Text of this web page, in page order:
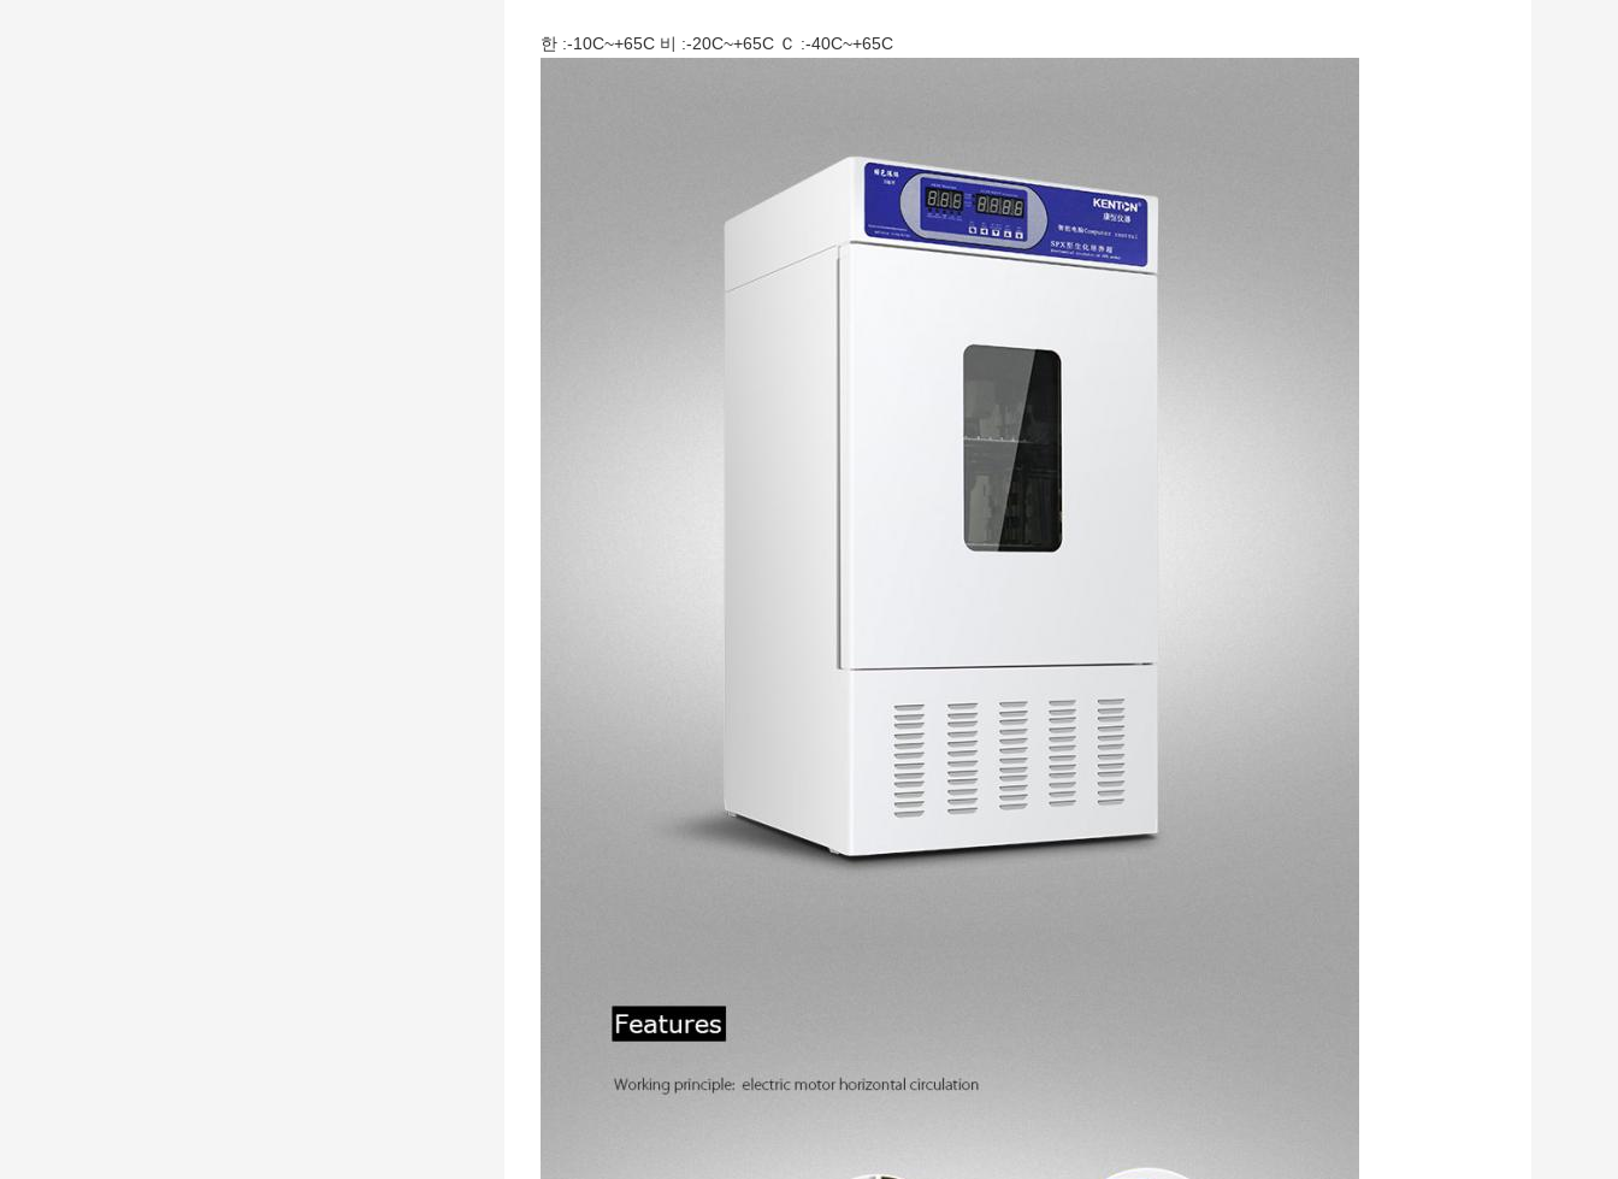
한 :-10C~+65C 비 :-20C~+65C Ｃ :-40C~+65C